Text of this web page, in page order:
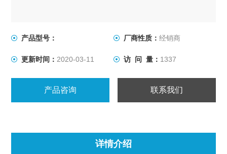
产品型号： 厂商性质： 经销商
更新时间： 2020-03-11 访 问 量： 1337
产品咨询 联系我们
详情介绍